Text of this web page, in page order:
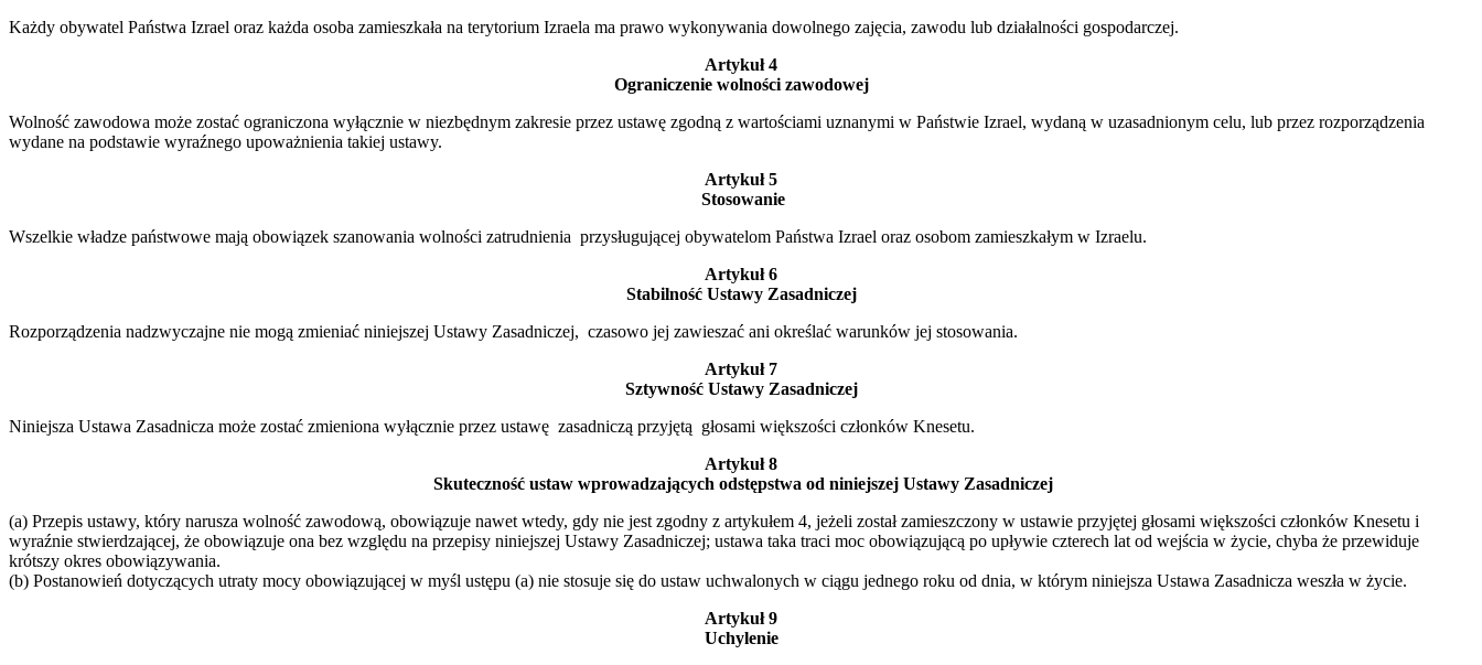
Każdy obywatel Państwa Izrael oraz każda osoba zamieszkała na terytorium Izraela ma prawo wykonywania dowolnego zajęcia, zawodu lub działalności gospodarczej.
Artykuł 4
Ograniczenie wolności zawodowej
Wolność zawodowa może zostać ograniczona wyłącznie w niezbędnym zakresie przez ustawę zgodną z wartościami uznanymi w Państwie Izrael, wydaną w uzasadnionym celu, lub przez rozporządzenia
wydane na podstawie wyraźnego upoważnienia takiej ustawy.
Artykuł 5
Stosowanie
Wszelkie władze państwowe mają obowiązek szanowania wolności zatrudnienia przysługującej obywatelom Państwa Izrael oraz osobom zamieszkałym w Izraelu.
Artykuł 6
Stabilność Ustawy Zasadniczej
Rozporządzenia nadzwyczajne nie mogą zmieniać niniejszej Ustawy Zasadniczej, czasowo jej zawieszać ani określać warunków jej stosowania.
Artykuł 7
Sztywność Ustawy Zasadniczej
Niniejsza Ustawa Zasadnicza może zostać zmieniona wyłącznie przez ustawę zasadniczą przyjętą głosami większości członków Knesetu.
Artykuł 8
Skuteczność ustaw wprowadzających odstępstwa od niniejszej Ustawy Zasadniczej
(a) Przepis ustawy, który narusza wolność zawodową, obowiązuje nawet wtedy, gdy nie jest zgodny z artykułem 4, jeżeli został zamieszczony w ustawie przyjętej głosami większości członków Knesetu i
wyraźnie stwierdzającej, że obowiązuje ona bez względu na przepisy niniejszej Ustawy Zasadniczej; ustawa taka traci moc obowiązującą po upływie czterech lat od wejścia w życie, chyba że przewiduje
krótszy okres obowiązywania.
(b) Postanowień dotyczących utraty mocy obowiązującej w myśl ustępu (a) nie stosuje się do ustaw uchwalonych w ciągu jednego roku od dnia, w którym niniejsza Ustawa Zasadnicza weszła w życie.
Artykuł 9
Uchylenie